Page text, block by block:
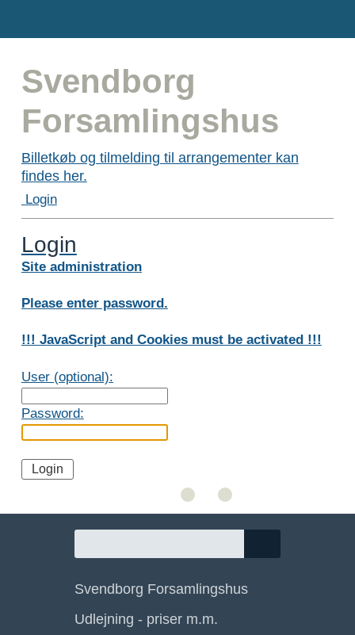
Svendborg
Forsamlingshus
Billetkøb og tilmelding til arrangementer kan
findes her.
Login
Login
Site administration
Please enter password.
!!! JavaScript and Cookies must be activated !!!
User (optional):
Password:
Svendborg Forsamlingshus
Udlejning - priser m.m.